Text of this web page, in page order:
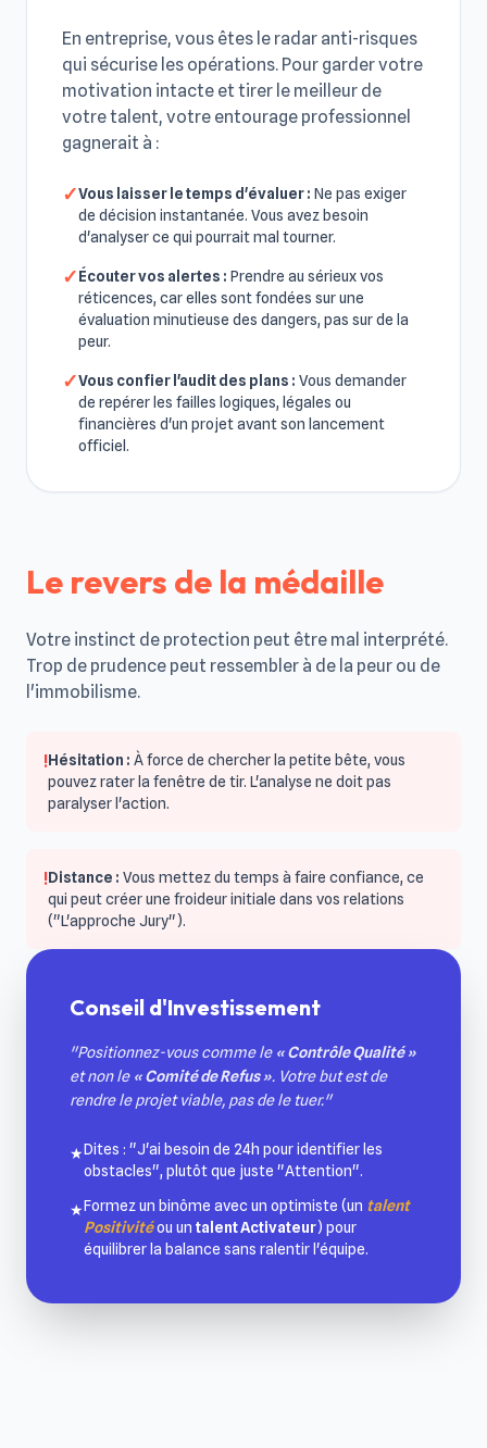
En entreprise, vous êtes le radar anti-risques
qui sécurise les opérations. Pour garder votre
motivation intacte et tirer le meilleur de
votre talent, votre entourage professionnel
gagnerait à :
✓Vous laisser le temps d'évaluer : Ne pas exiger
de décision instantanée. Vous avez besoin
d'analyser ce qui pourrait mal tourner.
✓Écouter vos alertes : Prendre au sérieux vos
réticences, car elles sont fondées sur une
évaluation minutieuse des dangers, pas sur de la
peur.
✓Vous confier l'audit des plans : Vous demander
de repérer les failles logiques, légales ou
financières d'un projet avant son lancement
officiel.
Le revers de la médaille
Votre instinct de protection peut être mal interprété.
Trop de prudence peut ressembler à de la peur ou de
l'immobilisme.
!Hésitation : À force de chercher la petite bête, vous
pouvez rater la fenêtre de tir. L'analyse ne doit pas
paralyser l'action.
!Distance : Vous mettez du temps à faire confiance, ce
qui peut créer une froideur initiale dans vos relations
("L'approche Jury").
Conseil d'Investissement
"Positionnez-vous comme le « Contrôle Qualité »
et non le « Comité de Refus ». Votre but est de
rendre le projet viable, pas de le tuer."
★Dites : "J'ai besoin de 24h pour identifier les
obstacles", plutôt que juste "Attention".
★Formez un binôme avec un optimiste (un talent
Positivitéou un talent Activateur) pour
équilibrer la balance sans ralentir l'équipe.